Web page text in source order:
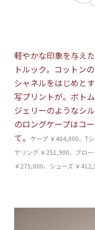
軽やかな印象を与え
トルック。コットン
シャネルをはじめと
写プリントが。ボト
ジェリーのようなシ
のロングケープはコ
て。
ケープ ￥404,800、T
ヤリング ￥251,900、ブロ
￥275,000、シューズ ￥